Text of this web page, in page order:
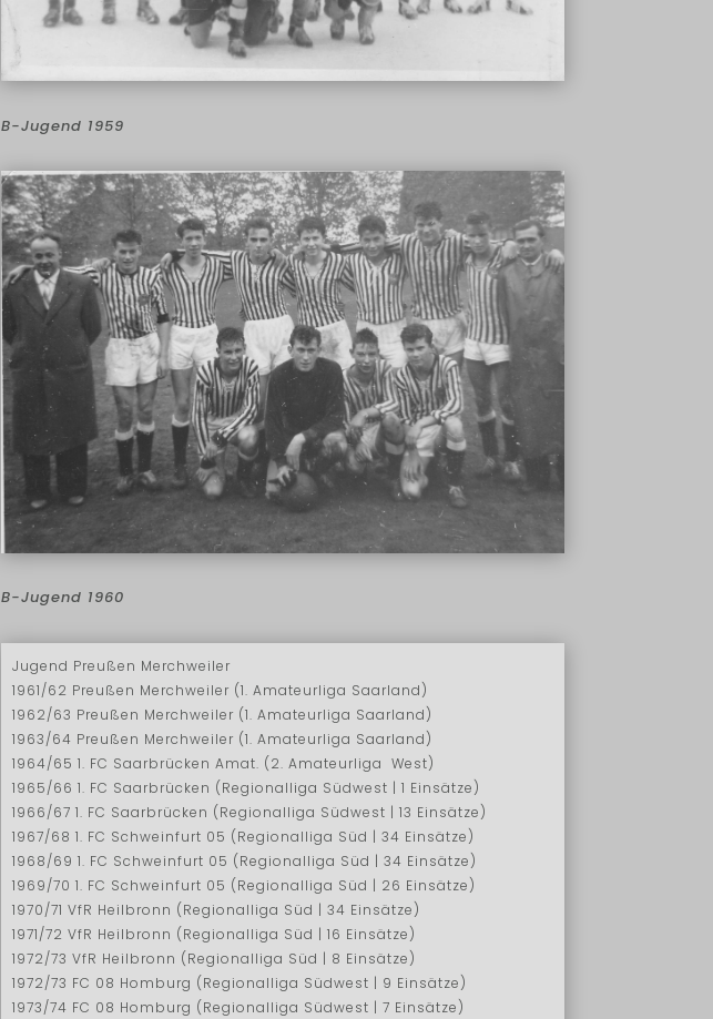
B-Jugend 1959
B-Jugend 1960
Jugend Preußen Merchweiler
1961/62 Preußen Merchweiler (1. Amateurliga Saarland)
1962/63 Preußen Merchweiler (1. Amateurliga Saarland)
1963/64 Preußen Merchweiler (1. Amateurliga Saarland)
1964/65 1. FC Saarbrücken Amat. (2. Amateurliga West)
1965/66 1. FC Saarbrücken (Regionalliga Südwest | 1 Einsätze)
1966/67 1. FC Saarbrücken (Regionalliga Südwest | 13 Einsätze)
1967/68 1. FC Schweinfurt 05 (Regionalliga Süd | 34 Einsätze)
1968/69 1. FC Schweinfurt 05 (Regionalliga Süd | 34 Einsätze)
1969/70 1. FC Schweinfurt 05 (Regionalliga Süd | 26 Einsätze)
1970/71 VfR Heilbronn (Regionalliga Süd | 34 Einsätze)
1971/72 VfR Heilbronn (Regionalliga Süd | 16 Einsätze)
1972/73 VfR Heilbronn (Regionalliga Süd | 8 Einsätze)
1972/73 FC 08 Homburg (Regionalliga Südwest | 9 Einsätze)
1973/74 FC 08 Homburg (Regionalliga Südwest | 7 Einsätze)